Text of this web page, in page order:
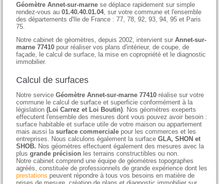
Géomètre Annet-sur-marne se déplace rapidement sur simple
rendez-vous au01.40.40.01.04, sur votre commune et l'ensemble
des départements d'Ile de France : 77, 78, 92, 93, 94, 95 et Paris
75.
Notre cabinet de géomètres, depuis 2002, intervient surAnnet-sur-
marne 77410 pour réaliser vos plans d'intérieur, de coupe, de
façade, le calcul de surface, la mise en copropriété et le diagnostic
immobilier.
Calcul de surfaces
Notre serviceGéomètre Annet-sur-marne 77410 réalise sur votre
commune le calcul de surface et superficie conformément à la
législation(Loi Carrez et Loi Boutin) . Nos géomètres exeperts
effecutent l'ensemble des mesures dont vous pouvez avoir besoin :
surface habitable et surface utile de votre maison ou appartement
mais aussi lasurface commerciale pour les commerces et les
entreprises. Nous calculons également la surfaceGLA, SHON et
SHOB. Nos géomètres effectuent également des mesures avec la
plusgrande précision les terrains constructibles ou non.
Notre cabinet comprend une équipe de géomètres topographes
agréés, constituée de professionnels de grande expérience dont les
prestations peuvent répondre à tous vos besoins en matière de